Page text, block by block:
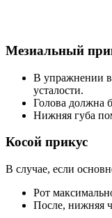
Мезиальный
В упражнении
усталости.
Голова должна
Нижняя губа
Косой прикус
В случае, если
Рот
После, нижняя